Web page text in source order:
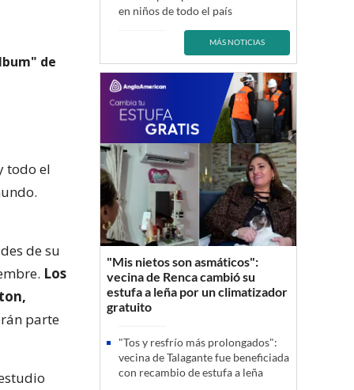
de
todo el
de su
Los
parte
en niños de todo el país
MÁS NOTICIAS
"Mis nietos son asmáticos":
vecina de Renca cambió su
estufa a leña por un climatizador
gratuito
"Tos y resfrío más prolongados":
vecina de Talagante fue beneficiada
con recambio de estufa a leña